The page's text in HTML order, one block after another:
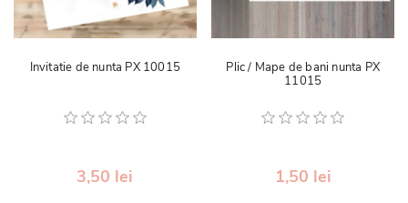
Invitatie de nunta PX 10015
3,50 lei
Plic / Mape de bani nunta PX
11015
1,50 lei